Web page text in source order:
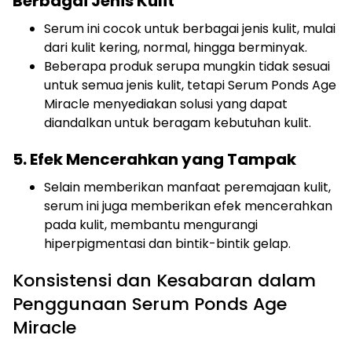
Serum ini cocok untuk berbagai jenis kulit, mulai
dari kulit kering, normal, hingga berminyak.
Beberapa produk serupa mungkin tidak sesuai
untuk semua jenis kulit, tetapi Serum Ponds Age
Miracle menyediakan solusi yang dapat
diandalkan untuk beragam kebutuhan kulit.
5. Efek Mencerahkan yang Tampak
Selain memberikan manfaat peremajaan kulit,
serum ini juga memberikan efek mencerahkan
pada kulit, membantu mengurangi
hiperpigmentasi dan bintik-bintik gelap.
Konsistensi dan Kesabaran dalam
Penggunaan Serum Ponds Age
Miracle